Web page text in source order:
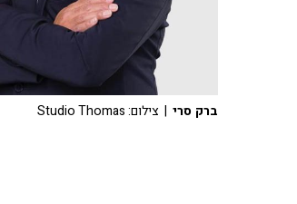
ברק סרי | צילום: Studio Thomas